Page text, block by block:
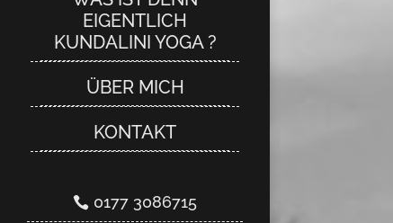
EIGENTLICH
KUNDALINI YOGA ?
ÜBER MICH
KONTAKT
0177 3086715
EIGENTLICH
KUNDALINI YOGA ?
ÜBER MICH
KONTAKT
0177 3086715